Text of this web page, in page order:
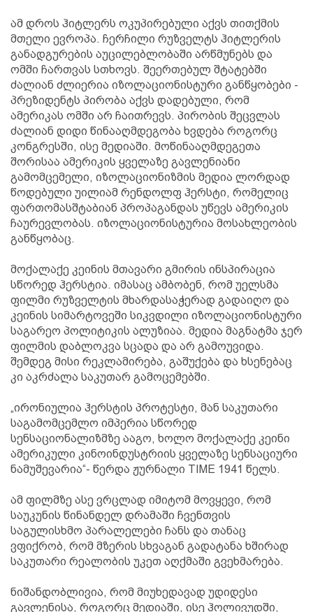
ამ დროს ჰიტლერს ოკუპირებული აქვს თითქმის
მთელი ევროპა. ჩერჩილი რუზველტს ჰიტლერის
განადგურების აუცილებლობაში არწმუნებს და
ომში ჩართვას სთხოვს. შეერთებულ შტატებში
ძალიან ძლიერია იზოლაციონისტური განწყობები -
პრეზიდენტს პირობა აქვს დადებული, რომ
ამერიკას ომში არ ჩაითრევს. პირობის შეცვლას
ძალიან დიდი წინააღმდეგობა ხვდება როგორც
კონგრესში, ისე მედიაში. მოწინააღმდეგეთა
შორისაა ამერიკის ყველაზე გავლენიანი
გამომცემელი, იზოლაციონიზმის მედია ლორდად
წოდებული უილიამ რენდოლფ ჰერსტი, რომელიც
ფართომასშტაბიან პროპაგანდას უწევს ამერიკის
ჩაურევლობას. იზოლაციონისტურია მოსახლეობის
განწყობაც.
მოქალაქე კეინის მთავარი გმირის ინსპირაცია
სწორედ ჰერსტია. იმასაც ამბობენ, რომ უელსმა
ფილმი რუზველტის მხარდასაჭერად გადაიღო და
კეინის სიმარტოვეში სიკვდილი იზოლაციონისტური
საგარეო პოლიტიკის ალუზიაა. მედია მაგნატმა ჯერ
ფილმის დაბლოკვა სცადა და არ გამოუვიდა.
შემდეგ მისი რეკლამირება, გაშუქება და ხსენებაც
კი აკრძალა საკუთარ გამოცემებში.
„ირონიულია ჰერსტის პროტესტი, მან საკუთარი
საგამომცემლო იმპერია სწორედ
სენსაციონალიზმზე ააგო, ხოლო მოქალაქე კეინი
ამერიკული კინოინდუსტრიის ყველაზე სენსაციური
ნამუშევარია“- წერდა ჟურნალი TIME 1941 წელს.
ამ ფილმზე ასე ვრცლად იმიტომ მოვყევი, რომ
საუკუნის წინანდელ დრამაში ჩვენთვის
საგულისხმო პარალელები ჩანს და თანაც
ვფიქრობ, რომ მზერის სხვაგან გადატანა ხშირად
საკუთარი რეალობის უკეთ აღქმაში გვეხმარება.
ნიშანდობლივია, რომ მიუხედავად უდიდესი
გავლენისა, როგორც მედიაში, ისე ჰოლივუდში,